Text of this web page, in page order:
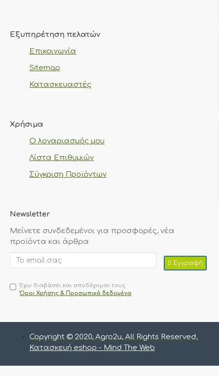
Εξυπηρέτηση πελατών
Επικοινωνία
Sitemap
Κατασκευαστές
Χρήσιμα
Ο λογαριασμός μου
Λίστα Επιθυμιών
Σύγκριση Προϊόντων
Newsletter
Μείνετε συνδεδεμένοι για προσφορές, νέα
προϊόντα και άρθρα
Εγγραφή
Έχω διαβάσει και αποδέχομαι τους
Όροι Χρήσης & Προσωπικά δεδομένα
Copyright © 2020, Agro2u, All Rights Reserved,
Κατασκευή eshop - Mind The Web